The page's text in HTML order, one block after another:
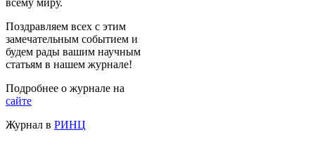
всему миру.
Поздравляем всех с этим
замечательным событием и
будем рады вашим научным
статьям в нашем журнале!
Подробнее о журнале на
сайте
Журнал в РИНЦ